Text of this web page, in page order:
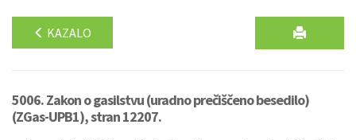
KAZALO
5006. Zakon o gasilstvu (uradno prečiščeno besedilo)
(ZGas-UPB1), stran 12207.